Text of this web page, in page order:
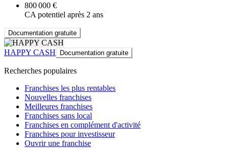
800 000 €
CA potentiel après 2 ans
Documentation gratuite
HAPPY CASH Documentation gratuite
Recherches populaires
Franchises les plus rentables
Nouvelles franchises
Meilleures franchises
Franchises sans local
Franchises en complément d'activité
Franchises pour investisseur
Ouvrir une franchise